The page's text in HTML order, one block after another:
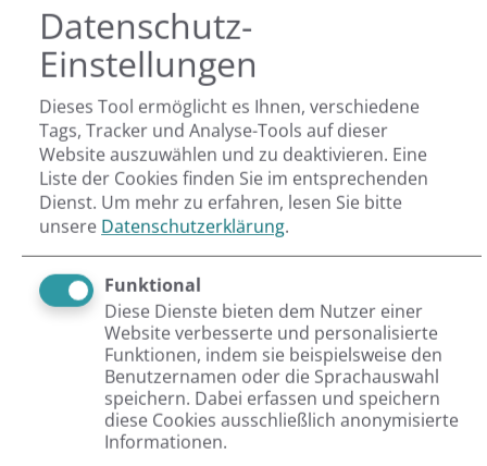
23.04.2026
TYPO3 v14 Release: Was
bringt die neue LTS-
Version wirklich?
TYPO3 v14 ist da – mit
Fokus auf bessere
Usability, klarere
Workflows und eine
modernisierte…
Weiterlesen
Datenschutz-
Einstellungen
Dieses Tool ermöglicht es Ihnen, verschiedene
Tags, Tracker und Analyse-Tools auf dieser
Website auszuwählen und zu deaktivieren. Eine
Liste der Cookies finden Sie im entsprechenden
Dienst. Um mehr zu erfahren, lesen Sie bitte
unsere Datenschutzerklärung.
Funktional
Diese Dienste bieten dem Nutzer einer
Website verbesserte und personalisierte
Funktionen, indem sie beispielsweise den
Benutzernamen oder die Sprachauswahl
speichern. Dabei erfassen und speichern
diese Cookies ausschließlich anonymisierte
Informationen.